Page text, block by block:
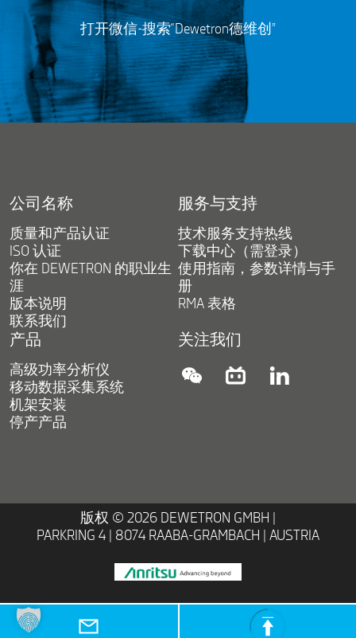
打开微信-搜索“Dewetron德维创”
公司名称
质量和产品认证
ISO 认证
你在 DEWETRON 的职业生
涯
版本说明
联系我们
服务与支持
技术服务支持热线
下载中心（需登录）
使用指南，参数详情与手
册
RMA 表格
产品
高级功率分析仪
移动数据采集系统
机架安装
停产产品
关注我们
instagramlinkedinlinkedin
版权 © 2026 DEWETRON GMBH |
PARKRING 4 | 8074 RAABA-GRAMBACH | AUSTRIA